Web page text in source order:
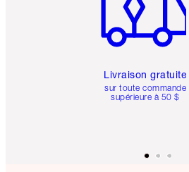
Livraison gratuite
sur toute commande
supérieure à 50 $